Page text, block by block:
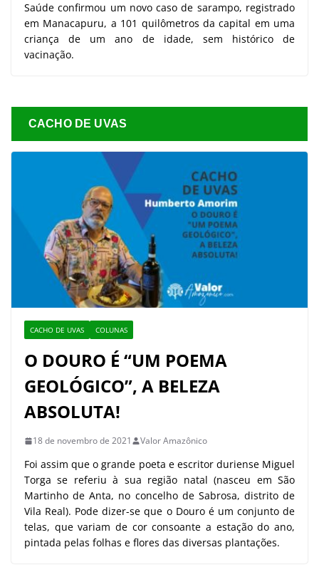
Saúde confirmou um novo caso de sarampo, registrado
em Manacapuru, a 101 quilômetros da capital em uma
criança de um ano de idade, sem histórico de
vacinação.
CACHO DE UVAS
CACHO DE UVAS COLUNAS
O DOURO É “UM POEMA
GEOLÓGICO”, A BELEZA
ABSOLUTA!
18 de novembro de 2021 Valor Amazônico
Foi assim que o grande poeta e escritor duriense Miguel
Torga se referiu à sua região natal (nasceu em São
Martinho de Anta, no concelho de Sabrosa, distrito de
Vila Real). Pode dizer-se que o Douro é um conjunto de
telas, que variam de cor consoante a estação do ano,
pintada pelas folhas e flores das diversas plantações.